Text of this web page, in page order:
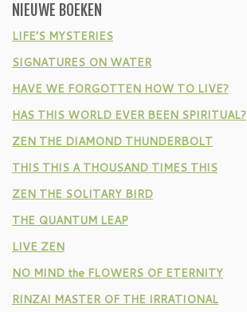
NIEUWE BOEKEN
LIFE’S MYSTERIES
SIGNATURES ON WATER
HAVE WE FORGOTTEN HOW TO LIVE?
HAS THIS WORLD EVER BEEN SPIRITUAL?
ZEN THE DIAMOND THUNDERBOLT
THIS THIS A THOUSAND TIMES THIS
ZEN THE SOLITARY BIRD
THE QUANTUM LEAP
LIVE ZEN
NO MIND the FLOWERS OF ETERNITY
RINZAI MASTER OF THE IRRATIONAL